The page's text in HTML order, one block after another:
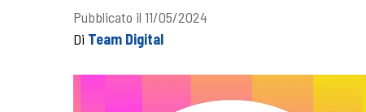
Pubblicato il 11/05/2024
Di Team Digital